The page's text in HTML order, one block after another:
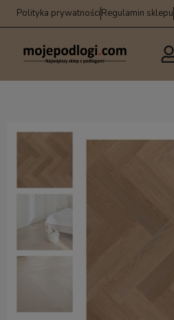
Polityka prywatnościRegulamin sklepu